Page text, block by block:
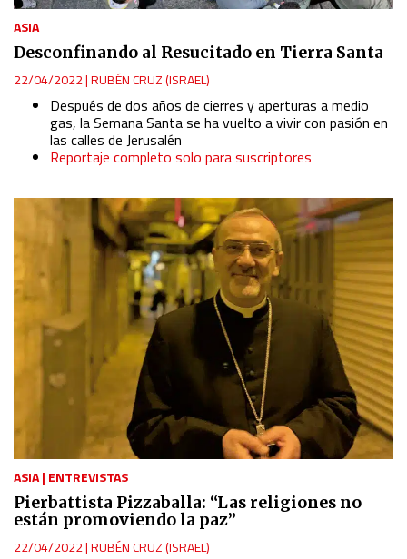
ASIA
Desconfinando al Resucitado en Tierra Santa
22/04/2022|RUBÉN CRUZ (ISRAEL)
Después de dos años de cierres y aperturas a medio
gas, la Semana Santa se ha vuelto a vivir con pasión en
las calles de Jerusalén
Reportaje completo solo para suscriptores
ASIA| ENTREVISTAS
Pierbattista Pizzaballa: “Las religiones no
están promoviendo la paz”
22/04/2022|RUBÉN CRUZ (ISRAEL)